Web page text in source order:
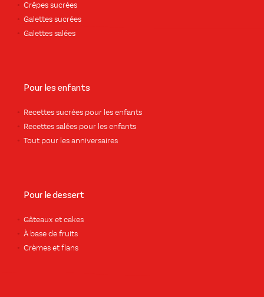
Crêpes sucrées
Galettes sucrées
Galettes salées
Pour les enfants
Recettes sucrées pour les enfants
Recettes salées pour les enfants
Tout pour les anniversaires
Pour le dessert
Gâteaux et cakes
À base de fruits
Crèmes et flans